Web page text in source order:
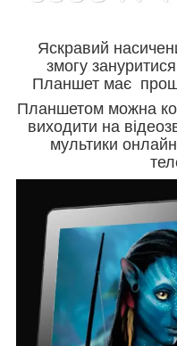
Яскравий
змогу
Планшет має
Планшетом можна
виходити на
мультики